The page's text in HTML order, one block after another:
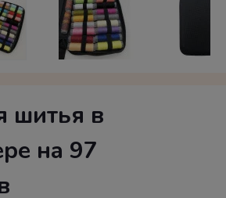
шитья в
на 97